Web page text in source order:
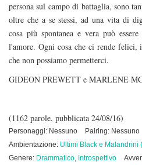
persona sul campo di battaglia, sono
oltre che a se stessi, ad una vita di
cosa più spontanea e vera può
l'amore. Ogni cosa che ci rende felici,
che non possiamo permetterci.
GIDEON PREWETT e MARLENE
(1162 parole, pubblicata 24/08/16)
Personaggi: Nessuno
Pairing: Nessuno
Ambientazione: Ultimi Black e Malandrini
Genere: Drammatico, Introspettivo